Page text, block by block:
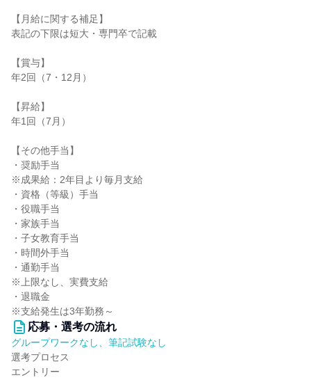
【月給に関する補足】
表記の下限は短大・専門卒で記載
【賞与】
年2回（7・12月）
【昇給】
年1回（7月）
【その他手当】
・奨励手当
※成果給：2年目より毎月支給
・資格（等級）手当
・役職手当
・家族手当
・子女教育手当
・時間外手当
・通勤手当
※上限なし、実費支給
・退職金
※支給発生は3年勤務～
応募・選考の流れ
グループワークなし、筆記試験なし
選考プロセス
エントリー